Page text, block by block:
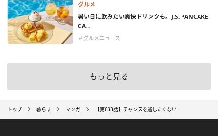
グルメ
暑い日に飲みたい爽快ドリンクも。J.S. PANCAKE
CA...
＃グルメニュース
もっと見る
トップ 暮らす マンガ 【第633話】チャンスを逃したくない